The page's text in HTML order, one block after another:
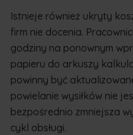
Istnieje również ukryty
firm nie docenia.
godziny na ponownym
papieru do arkuszy
powinny być
powielanie wysiłków nie
bezpośrednio zmniejsza
cykl obsługi.